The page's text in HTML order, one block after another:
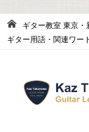
ギター教室 東京
ギター用語・関連ワー